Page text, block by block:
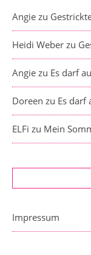
Angie zu
Heidi Weber zu
Angie zu Es darf
Doreen zu Es darf
ELFi zu Mein
Impressum